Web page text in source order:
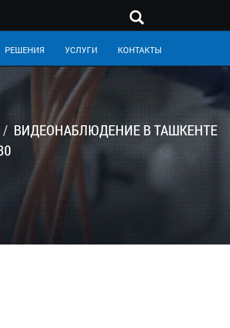
РЕШЕНИЯ УСЛУГИ КОНТАКТЫ
ВИДЕОНАБЛЮДЕНИЕ В ТАШКЕНТЕ